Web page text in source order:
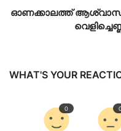
ഓണക്കാലത്ത്
WHAT'S YOUR
0